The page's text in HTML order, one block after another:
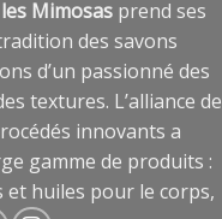
Mimosas prend ses
des savons
d’un passionné des
textures. L’alliance de
innovants a
gamme de produits :
et huiles pour le corps,